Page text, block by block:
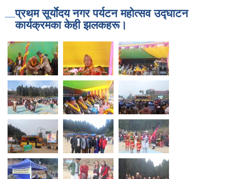
प्रथम सूर्याेदय नगर पर्यटन महाेत्सव उद्घाटन
कार्यक्रमका केही झलकहरू।